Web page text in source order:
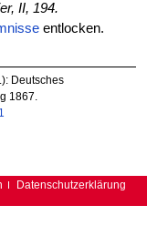
II, 194.
entlocken.
Deutsches
1867.
Datenschutzerklärung